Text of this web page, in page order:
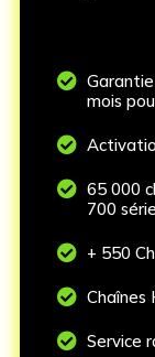

mois

 65 000
700
 + 550
 Chaînes
 Service